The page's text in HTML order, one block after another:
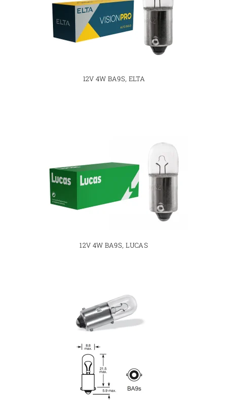
12V 4W BA9S, ELTA
12V 4W BA9S, LUCAS